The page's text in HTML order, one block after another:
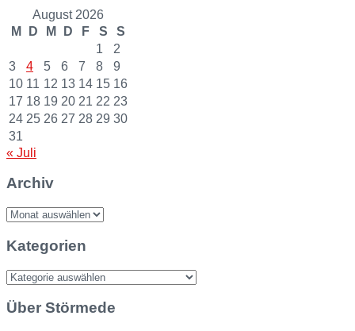
August 2026
M
D M D F S
S
1
2
3
4 5 6 7 8
9
10 11 12 13 14 15 16
17 18 19 20 21 22 23
24 25 26 27 28 29 30
31
« Juli
Archiv
Archiv
Kategorien
Kategorien
Über Störmede